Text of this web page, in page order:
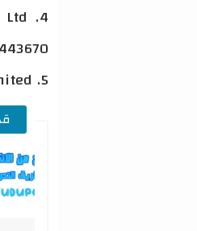
443670.
5. Trading Point MENA Limited مرخصة من هيئة دبي للخدمات المالية DFSA.